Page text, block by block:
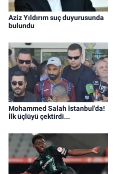
Aziz Yıldırım suç duyurusunda
bulundu
Mohammed Salah İstanbul'da!
İlk üçlüyü çektirdi...